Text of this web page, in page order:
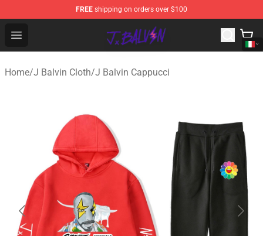
FREE shipping on orders over $100
Open menu
J Balvin Store - Official J Balvin Merchandise Shop
Home/J Balvin Cloth/J Balvin Cappucci